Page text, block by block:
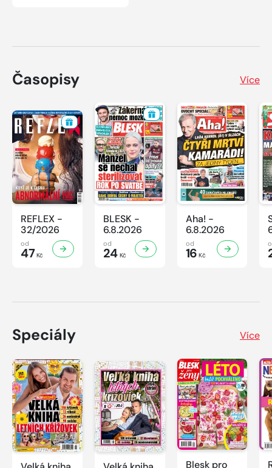
Časopisy Více
REFLEX -
32/2026
od
47 Kč
BLESK -
6.8.2026
od
24Kč
Aha! -
6.8.2026
od
16 Kč
Speciály Více
Blesk pro